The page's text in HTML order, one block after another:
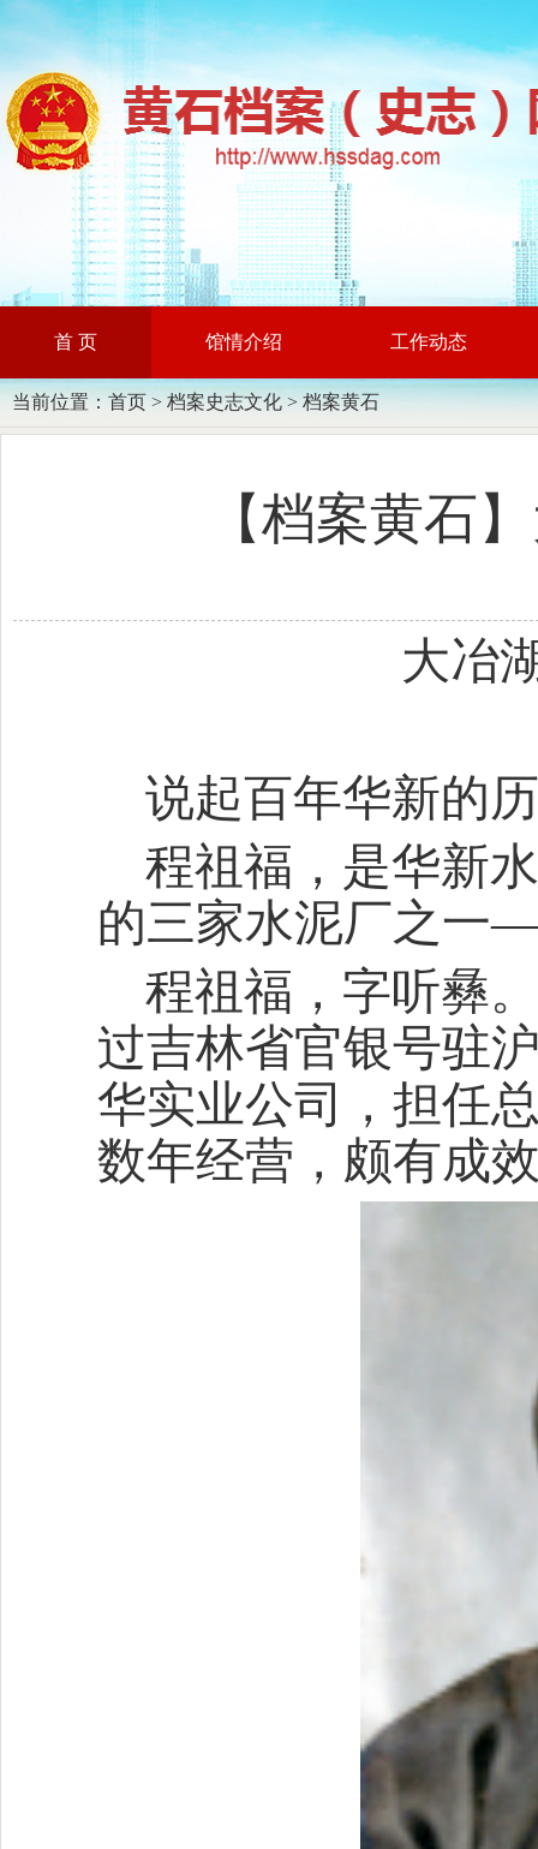
首 页 馆情介绍 工作动态
当前位置： 首页 > 档案史志文化 > 档案黄石
【档案黄石
大冶
说起百年华新的
程祖福，是华新
的三家水泥厂之一
程祖福，字听彝
过吉林省官银号驻
华实业公司，担任
数年经营，颇有成